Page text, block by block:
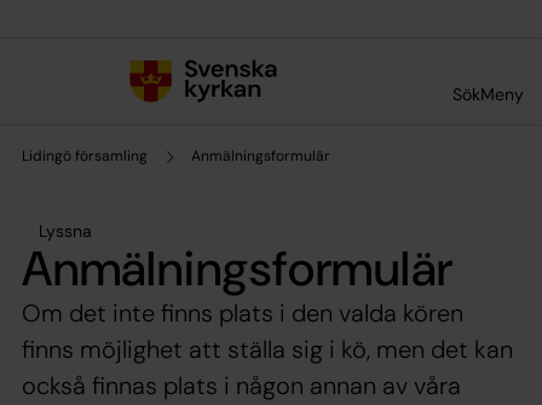
SökMeny
Lidingö församling Anmälningsformulär
Lyssna
Anmälningsformulär
Om det inte finns plats i den valda kören
finns möjlighet att ställa sig i kö, men det kan
också finnas plats i någon annan av våra